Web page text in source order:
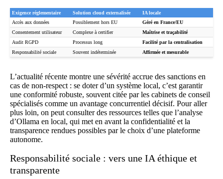
Exigence réglementaire Solution cloud externalisée
IA locale
Accès aux données
Possiblement hors EU
Géré en France/EU
Consentement utilisateur
Complexe à certifier
Maîtrise et traçabilité
Audit RGPD
Processus long
Facilité par la centralisation
Responsabilité sociale
Souvent indéterminée Affirmée et mesurable
L’actualité récente montre une sévérité accrue des sanctions en
cas de non-respect : se doter d’un système local, c’est garantir
une conformité robuste, souvent citée par les cabinets de conseil
spécialisés comme un avantage concurrentiel décisif. Pour aller
plus loin, on peut consulter des ressources telles que l’analyse
d’Ollama en local, qui met en avant la confidentialité et la
transparence rendues possibles par le choix d’une plateforme
autonome.
Responsabilité sociale : vers une IA éthique et
transparente